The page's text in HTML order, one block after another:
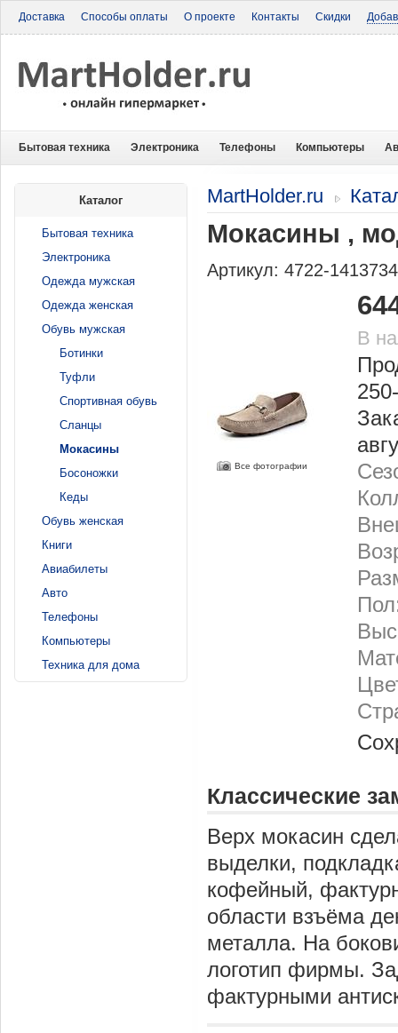
Доставка Способы оплаты О проекте Контакты Скидки
Бытовая техника Электроника Телефоны Компьютеры
MartHolder.ru
Мокасины ,
Артикул: 4722-
Все фотографии
В
Классические
Верх мокасин
выделки,
кофейный,
области взъёма
металла. На
логотип фирмы.
фактурными
Каталог
Бытовая техника
Электроника
Одежда мужская
Одежда женская
Обувь мужская
Ботинки
Туфли
Спортивная обувь
Сланцы
Мокасины
Босоножки
Кеды
Обувь женская
Книги
Авиабилеты
Авто
Телефоны
Компьютеры
Техника для дома